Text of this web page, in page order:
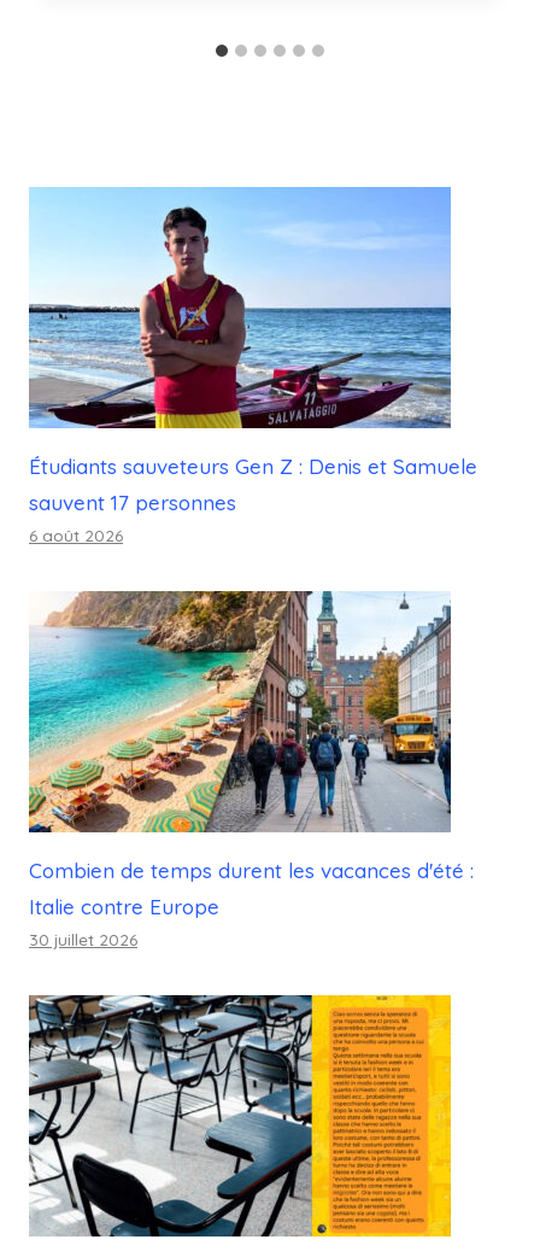
Étudiants sauveteurs Gen Z : Denis et Samuele
sauvent 17 personnes
6 août 2026
Combien de temps durent les vacances d'été :
Italie contre Europe
30 juillet 2026